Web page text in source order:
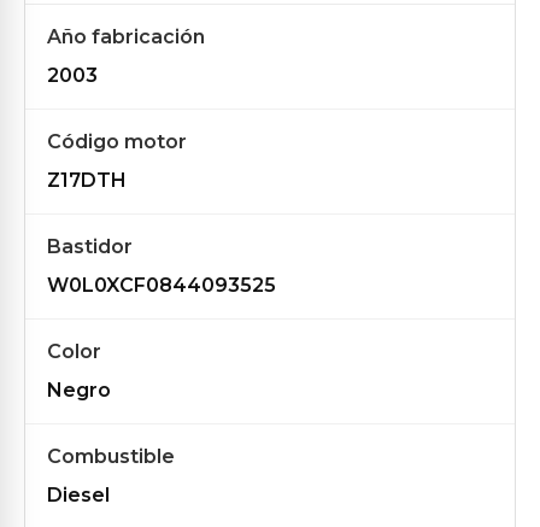
Año fabricación
2003
Código motor
Z17DTH
Bastidor
W0L0XCF0844093525
Color
Negro
Combustible
Diesel